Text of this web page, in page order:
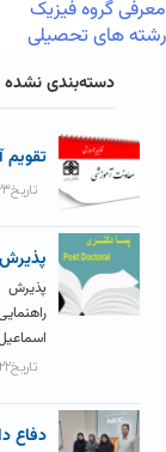
معرفی گروه فیزیک
رشته های تحصیلی
دسته‌بندی نشده
تقویم
تاریخ۲۳ مرداد ۱۴۰۱
پذیرش
تاریخ۲۲ مرداد ۱۴۰۱
دفاع